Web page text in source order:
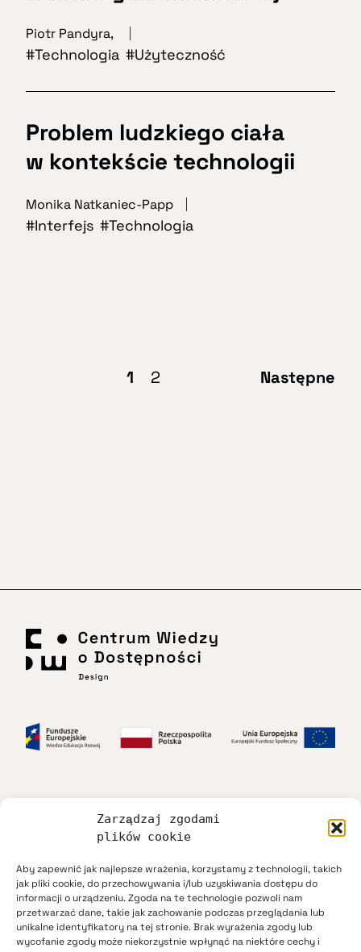
Zarządzaj zgodami
plików cookie
Aby zapewnić jak najlepsze wrażenia, korzystamy z technologii, takich
jak pliki cookie, do przechowywania i/lub uzyskiwania dostępu do
informacji o urządzeniu. Zgoda na te technologie pozwoli nam
przetwarzać dane, takie jak zachowanie podczas przeglądania lub
unikalne identyfikatory na tej stronie. Brak wyrażenia zgody lub
wycofanie zgody może niekorzystnie wpłynąć na niektóre cechy i
Piotr Pandyra,
Technologia Użyteczność
Problem ludzkiego ciała
w kontekście technologii
Monika Natkaniec-Papp
Interfejs Technologia
1 2 Następne
Dostępność
Regulamin
Polityka prywatności